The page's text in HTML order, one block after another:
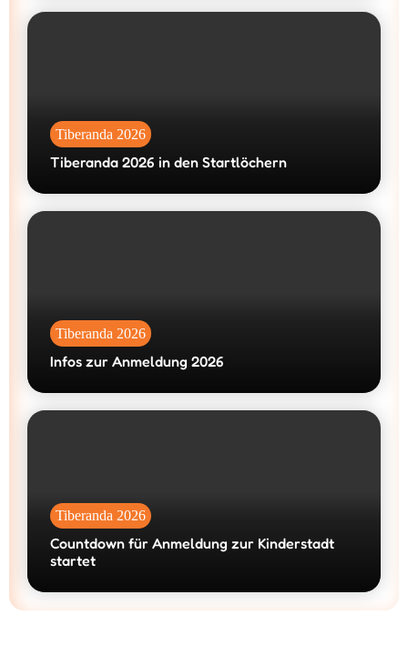
Tiberanda 2026
Tiberanda 2026 in den Startlöchern
Tiberanda 2026
Infos zur Anmeldung 2026
Tiberanda 2026
Countdown für Anmeldung zur Kinderstadt
startet